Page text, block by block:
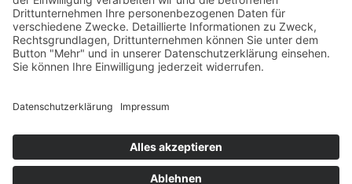
Cookie-Einstellungen
Programmkino.de richtet sich an Film- und Kinobegeisterte jeden
Geschlechts. Zur besseren Lesbarkeit haben wir uns aber entschlossen,
auf eine Doppelnennung oder Genderzeichen zu verzichten. Wo möglich